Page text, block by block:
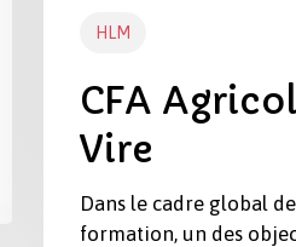
HLM
CFA
Vire
Dans le cadre global
formation, un des